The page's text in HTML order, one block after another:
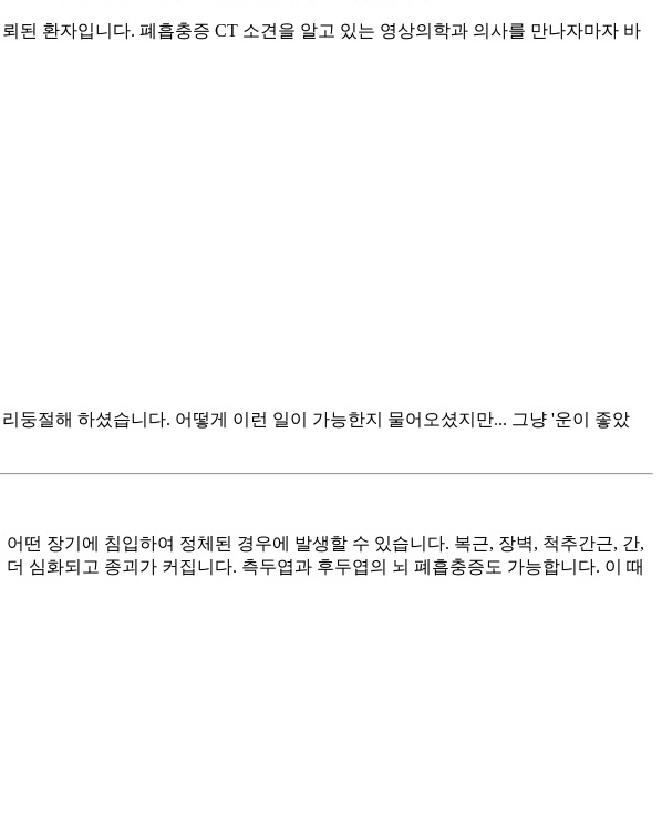
된 환자입니다. 폐흡충증 CT 소견을 알고 있는 영상의학과 의사를 만나자마자 바
둥절해 하셨습니다. 어떻게 이런 일이 가능한지 물어오셨지만... 그냥 '운이 좋았
떤 장기에 침입하여 정체된 경우에 발생할 수 있습니다. 복근, 장벽, 척추간근, 간,
심화되고 종괴가 커집니다. 측두엽과 후두엽의 뇌 폐흡충증도 가능합니다. 이 때